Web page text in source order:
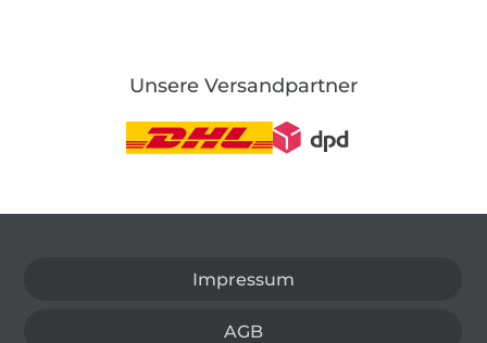
Unsere Versandpartner
Impressum
AGB